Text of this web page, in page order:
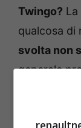
Twingo?
qualcosa di
svolta non
generale